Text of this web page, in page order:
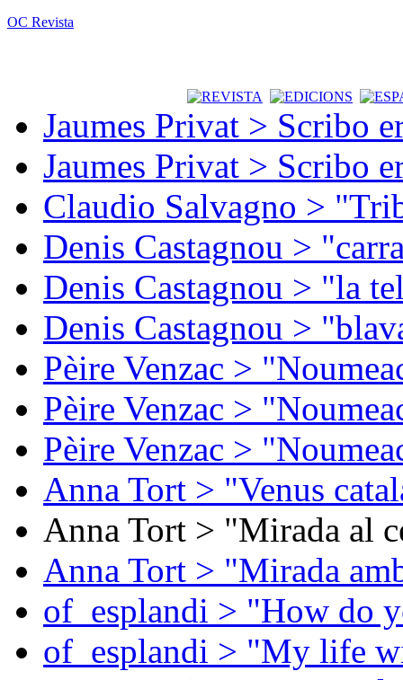
OC Revista
Jaumes Privat > Scribo
Jaumes Privat > Scribo
Claudio Salvagno >
Denis Castagnou >
Denis Castagnou > "la
Denis Castagnou >
Pèire Venzac >
Pèire Venzac >
Pèire Venzac >
Anna Tort > "Venus
Anna Tort > "Mirada al
Anna Tort > "Mirada
of_esplandi > "How do
of_esplandi > "My life